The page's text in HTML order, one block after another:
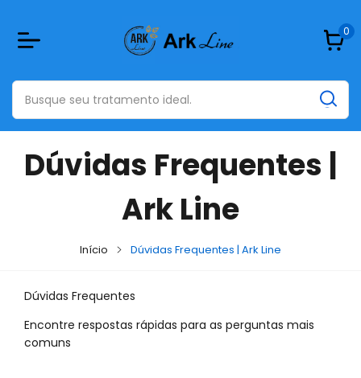
0
Dúvidas Frequentes |
Ark Line
Início Dúvidas Frequentes | Ark Line
Dúvidas Frequentes
Encontre respostas rápidas para as perguntas mais
comuns